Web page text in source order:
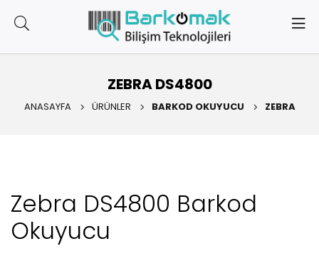
ZEBRA DS4800
ANASAYFA ÜRÜNLER BARKOD OKUYUCU ZEBRA
Zebra DS4800 Barkod
Okuyucu